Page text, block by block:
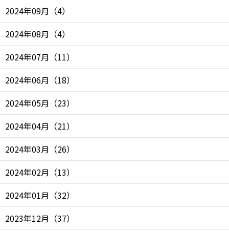
2024年09月 （4）
2024年08月 （4）
2024年07月 （11）
2024年06月 （18）
2024年05月 （23）
2024年04月 （21）
2024年03月 （26）
2024年02月 （13）
2024年01月 （32）
2023年12月 （37）